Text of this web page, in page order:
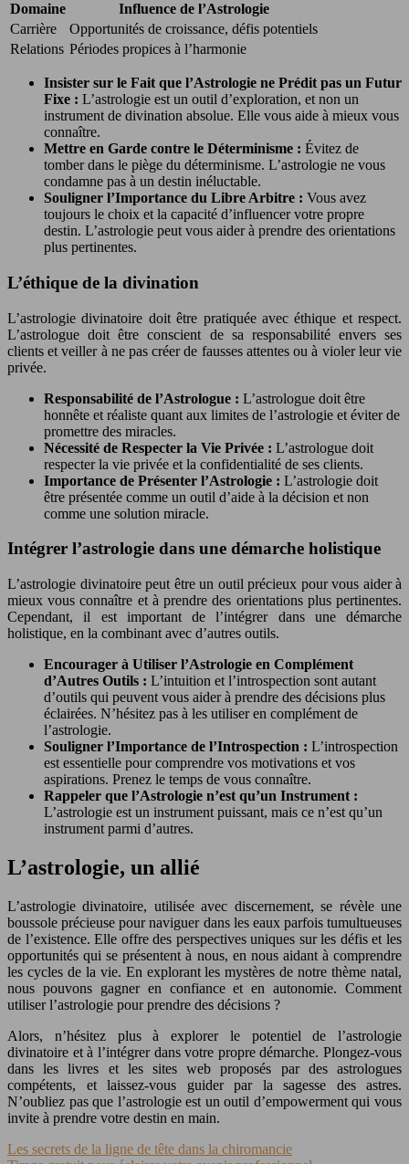
Domaine
Influence de l’Astrologie
Carrière
Opportunités de croissance, défis potentiels
Relations Périodes propices à l’harmonie
Insister sur le Fait que l’Astrologie ne Prédit pas un Futur
Fixe : L’astrologie est un outil d’exploration, et non un
instrument de divination absolue. Elle vous aide à mieux vous
connaître.
Mettre en Garde contre le Déterminisme : Évitez de
tomber dans le piège du déterminisme. L’astrologie ne vous
condamne pas à un destin inéluctable.
Souligner l’Importance du Libre Arbitre : Vous avez
toujours le choix et la capacité d’influencer votre propre
destin. L’astrologie peut vous aider à prendre des orientations
plus pertinentes.
L’éthique de la divination
L’astrologie divinatoire doit être pratiquée avec éthique et respect.
L’astrologue doit être conscient de sa responsabilité envers ses
clients et veiller à ne pas créer de fausses attentes ou à violer leur vie
privée.
Responsabilité de l’Astrologue : L’astrologue doit être
honnête et réaliste quant aux limites de l’astrologie et éviter de
promettre des miracles.
Nécessité de Respecter la Vie Privée : L’astrologue doit
respecter la vie privée et la confidentialité de ses clients.
Importance de Présenter l’Astrologie : L’astrologie doit
être présentée comme un outil d’aide à la décision et non
comme une solution miracle.
Intégrer l’astrologie dans une démarche holistique
L’astrologie divinatoire peut être un outil précieux pour vous aider à
mieux vous connaître et à prendre des orientations plus pertinentes.
Cependant, il est important de l’intégrer dans une démarche
holistique, en la combinant avec d’autres outils.
Encourager à Utiliser l’Astrologie en Complément
d’Autres Outils : L’intuition et l’introspection sont autant
d’outils qui peuvent vous aider à prendre des décisions plus
éclairées. N’hésitez pas à les utiliser en complément de
l’astrologie.
Souligner l’Importance de l’Introspection : L’introspection
est essentielle pour comprendre vos motivations et vos
aspirations. Prenez le temps de vous connaître.
Rappeler que l’Astrologie n’est qu’un Instrument :
L’astrologie est un instrument puissant, mais ce n’est qu’un
instrument parmi d’autres.
L’astrologie, un allié
L’astrologie divinatoire, utilisée avec discernement, se révèle une
boussole précieuse pour naviguer dans les eaux parfois tumultueuses
de l’existence. Elle offre des perspectives uniques sur les défis et les
opportunités qui se présentent à nous, en nous aidant à comprendre
les cycles de la vie. En explorant les mystères de notre thème natal,
nous pouvons gagner en confiance et en autonomie. Comment
utiliser l’astrologie pour prendre des décisions ?
Alors, n’hésitez plus à explorer le potentiel de l’astrologie
divinatoire et à l’intégrer dans votre propre démarche. Plongez-vous
dans les livres et les sites web proposés par des astrologues
compétents, et laissez-vous guider par la sagesse des astres.
N’oubliez pas que l’astrologie est un outil d’empowerment qui vous
invite à prendre votre destin en main.
Les secrets de la ligne de tête dans la chiromancie